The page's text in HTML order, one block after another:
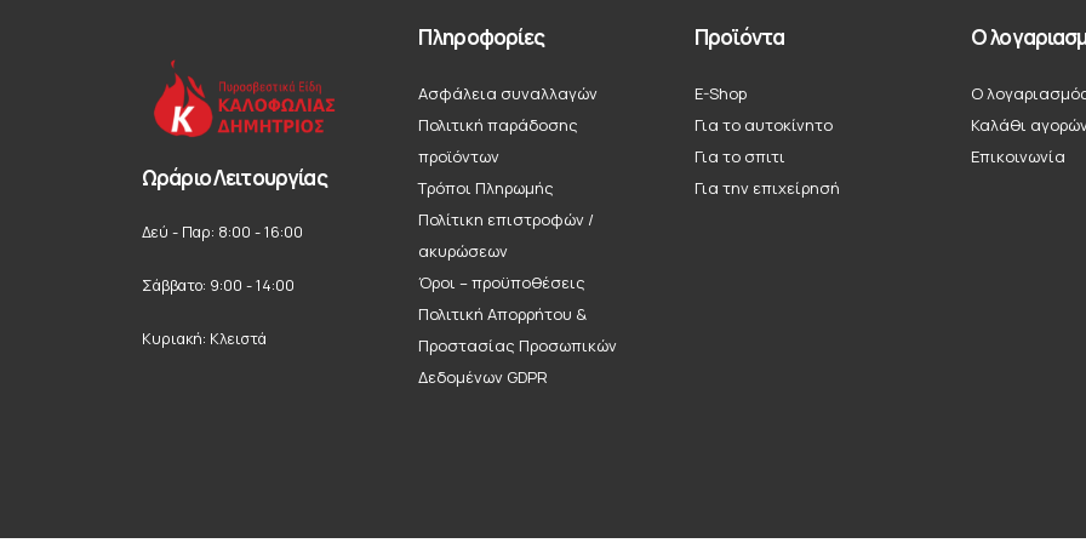
Ωράριο Λειτουργίας
Δεύ - Παρ: 8:00 - 16:00
Σάββατο: 9:00 - 14:00
Κυριακή: Κλειστά
Πληροφορίες
Ασφάλεια συναλλαγών
Πολιτική παράδοσης
προϊόντων
Τρόποι Πληρωμής
Πολίτικη επιστροφών /
ακυρώσεων
Όροι – προϋποθέσεις
Πολιτική Απορρήτου &
Προστασίας Προσωπικών
Δεδομένων GDPR
Προϊόντα
E-Shop
Για το αυτοκίνητο
Για το σπιτι
Για την επιχείρησή
Ο
Ο
Καλάθι
Επικοινωνία